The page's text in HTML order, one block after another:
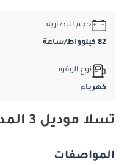
حجم البطارية
82 كيلوواط/ساعة
نوع الوقود
كهرباء
تسلا موديل 3 المدى الطويل (AWD) المواصفات والميزات
المواصفات